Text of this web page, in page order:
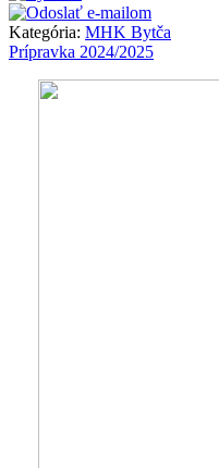
Kategória: MHK Bytča
Prípravka 2024/2025